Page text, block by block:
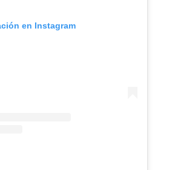
en Instagram